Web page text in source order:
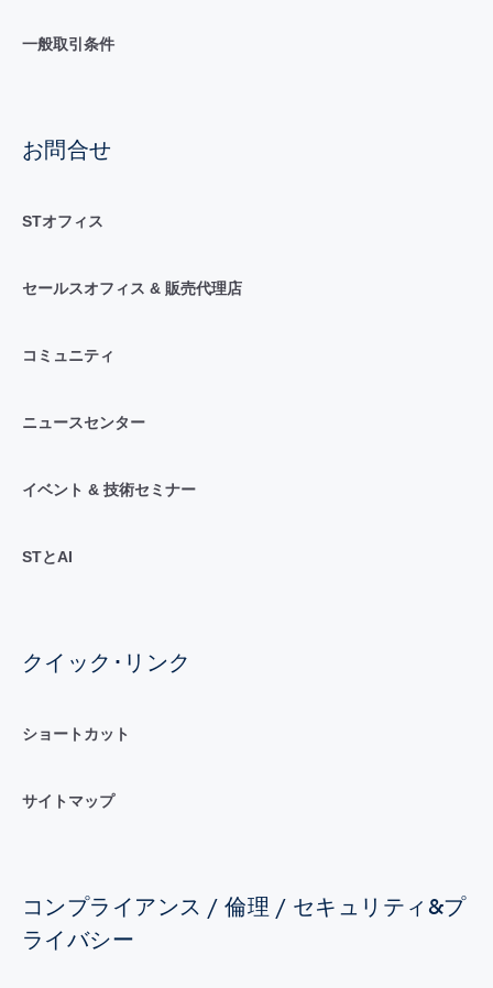
一般取引条件
お問合せ
STオフィス
セールスオフィス & 販売代理店
コミュニティ
ニュースセンター
イベント & 技術セミナー
STとAI
クイック･リンク
ショートカット
サイトマップ
コンプライアンス / 倫理 / セキュリティ&プ
ライバシー